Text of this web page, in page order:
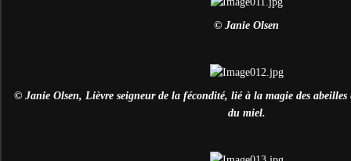
© Janie Olsen
© Janie Olsen, Lièvre seigneur de la fécondité, lié à la magie des abeilles
du miel.